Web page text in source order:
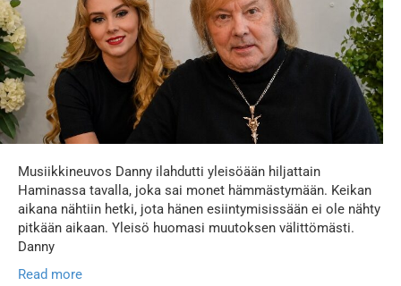
Musiikkineuvos Danny ilahdutti yleisöään hiljattain
Haminassa tavalla, joka sai monet hämmästymään. Keikan
aikana nähtiin hetki, jota hänen esiintymisissään ei ole nähty
pitkään aikaan. Yleisö huomasi muutoksen välittömästi.
Danny
Read more